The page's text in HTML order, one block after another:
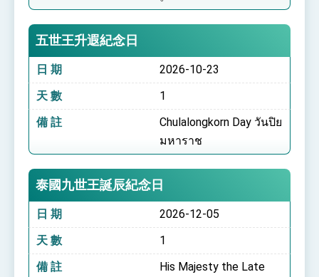
五世王升遐紀念日
日 期
2026-10-23
天 數
1
備 註
Chulalongkorn Day วันปิย
มหาราช
泰國九世王誕辰紀念日
日 期
2026-12-05
天 數
1
備 註
His Majesty the Late